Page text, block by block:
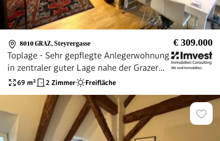
8010 GRAZ, Steyrergasse € 309.000
Toplage - Sehr gepflegte Anlegerwohnung
in zentraler guter Lage nahe der Grazer
Innenstadt
69 m² 2 Zimmer Freifläche